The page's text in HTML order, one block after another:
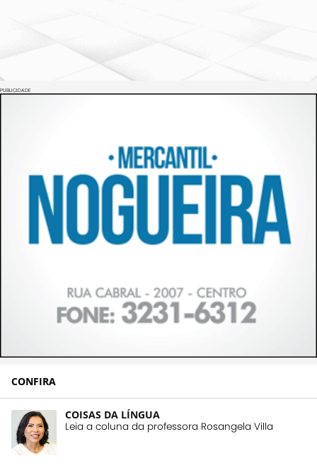
PUBLICIDADE
CONFIRA
COISAS DA LÍNGUA
Leia a coluna da professora Rosangela Villa